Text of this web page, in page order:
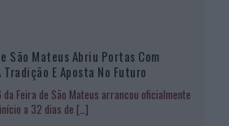
São Mateus Abriu Portas Com
Tradição E Aposta No Futuro
Feira de São Mateus arrancou oficialmente
a 32 dias de […]